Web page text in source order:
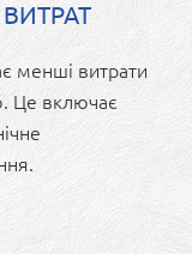
менші витрати
Це включає